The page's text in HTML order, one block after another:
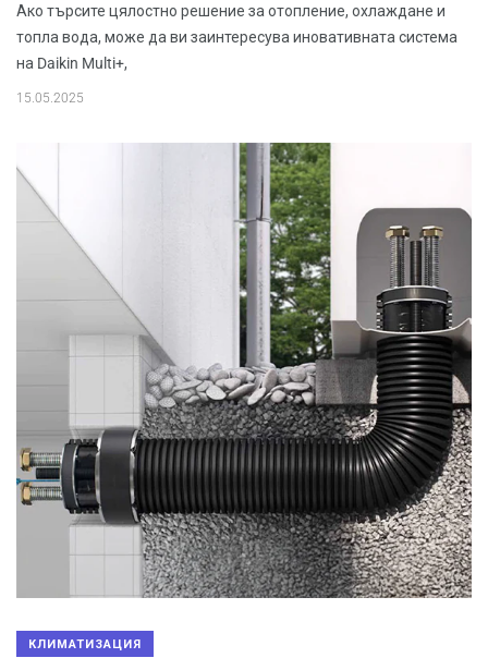
Ако търсите цялостно решение за отопление, охлаждане и
топла вода, може да ви заинтересува иновативната система
на Daikin Multi+,
15.05.2025
КЛИМАТИЗАЦИЯ